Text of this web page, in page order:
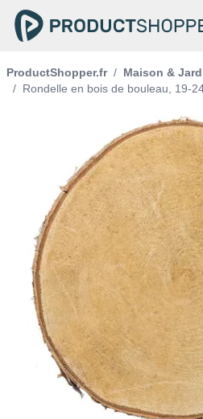
ProductShopper.fr / Maison &
/ Rondelle en bois de bouleau, 19-